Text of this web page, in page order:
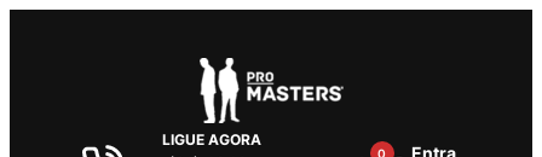
LIGUE AGORA
0
Entra